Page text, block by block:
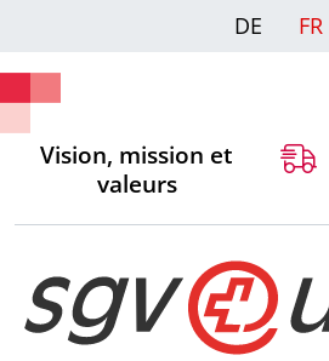
DE FR
Vision, mission et
valeurs